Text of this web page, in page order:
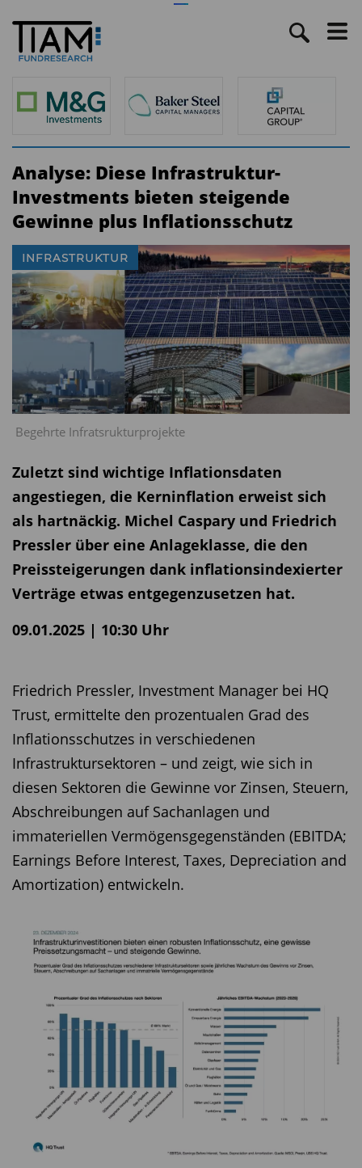
Analyse: Diese Infrastruktur-
Investments bieten steigende
Gewinne plus Inflationsschutz
Begehrte Infratsrukturprojekte
INFRASTRUKTUR
Zuletzt sind wichtige Inflationsdaten
angestiegen, die Kerninflation erweist sich
als hartnäckig. Michel Caspary und Friedrich
Pressler über eine Anlageklasse, die den
Preissteigerungen dank inflationsindexierter
Verträge etwas entgegenzusetzen hat.
09.01.2025 | 10:30 Uhr
Friedrich Pressler, Investment Manager bei HQ
Trust, ermittelte den prozentualen Grad des
Inflationsschutzes in verschiedenen
Infrastruktursektoren – und zeigt, wie sich in
diesen Sektoren die Gewinne vor Zinsen, Steuern,
Abschreibungen auf Sachanlagen und
immateriellen Vermögensgegenständen (EBITDA;
Earnings Before Interest, Taxes, Depreciation and
Amortization) entwickeln.